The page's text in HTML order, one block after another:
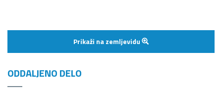
Prikaži na zemljevidu
ODDALJENO DELO